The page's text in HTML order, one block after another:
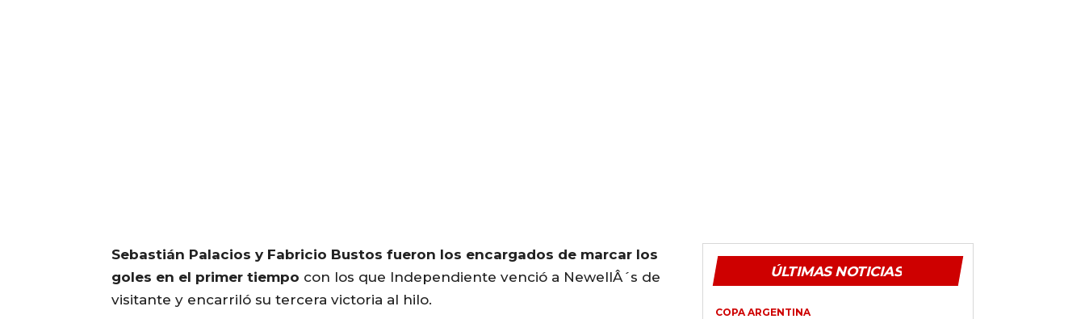
Sebastián Palacios y Fabricio Bustos fueron los encargados de marcar los
goles en el primer tiempo con los que Independiente venció a NewellÂ´s de
visitante y encarriló su tercera victoria al hilo.
ÚLTIMAS NOTICIAS
COPA ARGENTINA